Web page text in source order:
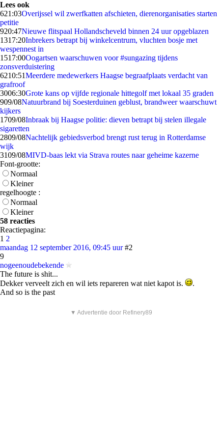
Lees ook
621:03Overijssel wil zwerfkatten afschieten, dierenorganisaties starten
petitie
920:47Nieuwe flitspaal Hollandscheveld binnen 24 uur opgeblazen
1317:20Inbrekers betrapt bij winkelcentrum, vluchten bosje met
wespennest in
1517:00Oogartsen waarschuwen voor #sungazing tijdens
zonsverduistering
6210:51Meerdere medewerkers Haagse begraafplaats verdacht van
grafroof
3006:30Grote kans op vijfde regionale hittegolf met lokaal 35 graden
909/08Natuurbrand bij Soesterduinen geblust, brandweer waarschuwt
kijkers
1709/08Inbraak bij Haagse politie: dieven betrapt bij stelen illegale
sigaretten
2809/08Nachtelijk gebiedsverbod brengt rust terug in Rotterdamse
wijk
3109/08MIVD-baas lekt via Strava routes naar geheime kazerne
Font-grootte:
Normaal
Kleiner
regelhoogte :
Normaal
Kleiner
58 reacties
Reactiepagina:
1 2
maandag 12 september 2016, 09:45 uur #2
9
nogeenoudebekende
The future is shit...
Dekker verveelt zich en wil iets repareren wat niet kapot is.
.
And so is the past
▼ Advertentie door Refinery89